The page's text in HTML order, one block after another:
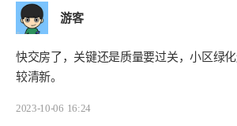
游客
快交房了，关键还是质量要过关，小区绿
较清新。
2023-10-06 16:24